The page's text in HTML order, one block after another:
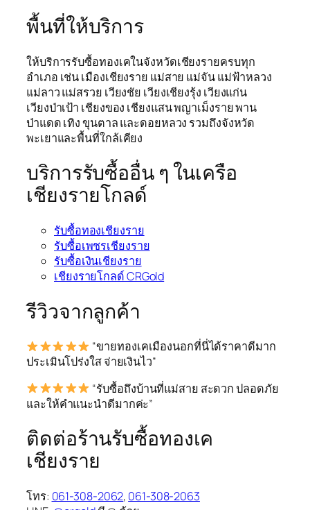
พื้นที่ให้บริการ
ให้บริการรับซื้อทองเคในจังหวัดเชียงรายครบทุก
อำเภอ เช่น เมืองเชียงราย แม่สาย แม่จัน แม่ฟ้าหลวง
แม่ลาว แม่สรวย เวียงชัย เวียงเชียงรุ้ง เวียงแก่น
เวียงป่าเป้า เชียงของ เชียงแสน พญาเม็งราย พาน
ป่าแดด เทิง ขุนตาล และดอยหลวง รวมถึงจังหวัด
พะเยาและพื้นที่ใกล้เคียง
บริการรับซื้ออื่น ๆ ในเครือ
เชียงรายโกลด์
รับซื้อทองเชียงราย
รับซื้อเพชรเชียงราย
รับซื้อเงินเชียงราย
เชียงรายโกลด์ CRGold
รีวิวจากลูกค้า
“ขายทองเคเมืองนอกที่นี่ได้ราคาดีมาก
ประเมินโปร่งใส จ่ายเงินไว”
“รับซื้อถึงบ้านที่แม่สาย สะดวก ปลอดภัย
และให้คำแนะนำดีมากค่ะ”
ติดต่อร้านรับซื้อทองเค
เชียงราย
โทร: 061-308-2062, 061-308-2063